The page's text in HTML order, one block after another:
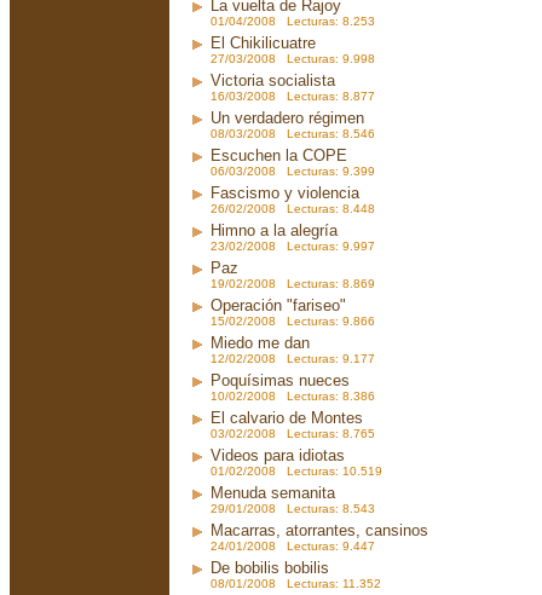
La vuelta de Rajoy
01/04/2008 Lecturas: 8.253
El Chikilicuatre
27/03/2008 Lecturas: 9.998
Victoria socialista
16/03/2008 Lecturas: 8.877
Un verdadero régimen
08/03/2008 Lecturas: 8.546
Escuchen la COPE
06/03/2008 Lecturas: 9.399
Fascismo y violencia
26/02/2008 Lecturas: 8.448
Himno a la alegría
23/02/2008 Lecturas: 9.997
Paz
19/02/2008 Lecturas: 8.869
Operación "fariseo"
15/02/2008 Lecturas: 9.866
Miedo me dan
12/02/2008 Lecturas: 9.177
Poquísimas nueces
10/02/2008 Lecturas: 8.386
El calvario de Montes
03/02/2008 Lecturas: 8.765
Videos para idiotas
01/02/2008 Lecturas: 10.519
Menuda semanita
29/01/2008 Lecturas: 8.543
Macarras, atorrantes, cansinos
24/01/2008 Lecturas: 9.447
De bobilis bobilis
08/01/2008 Lecturas: 11.352